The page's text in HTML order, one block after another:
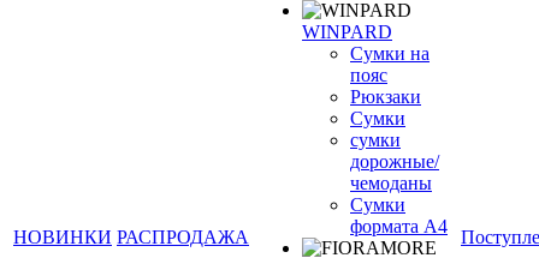
НОВИНКИ РАСПРОДАЖА
WINPARD
Сумки на
пояс
Рюкзаки
Сумки
сумки
дорожные/
чемоданы
Сумки
формата А4